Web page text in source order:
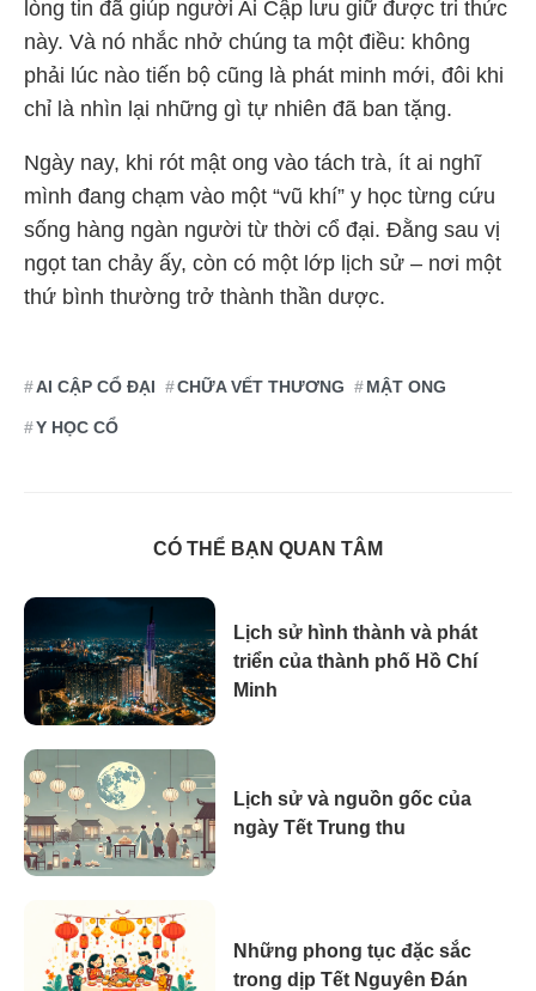
lòng tin đã giúp người Ai Cập lưu giữ được tri thức
này. Và nó nhắc nhở chúng ta một điều: không
phải lúc nào tiến bộ cũng là phát minh mới, đôi khi
chỉ là nhìn lại những gì tự nhiên đã ban tặng.
Ngày nay, khi rót mật ong vào tách trà, ít ai nghĩ
mình đang chạm vào một “vũ khí” y học từng cứu
sống hàng ngàn người từ thời cổ đại. Đằng sau vị
ngọt tan chảy ấy, còn có một lớp lịch sử – nơi một
thứ bình thường trở thành thần dược.
AI CẬP CỔ ĐẠI CHỮA VẾT THƯƠNG MẬT ONG
Y HỌC CỔ
CÓ THỂ BẠN QUAN TÂM
Lịch sử hình thành và phát
triển của thành phố Hồ Chí
Minh
Lịch sử và nguồn gốc của
ngày Tết Trung thu
Những phong tục đặc sắc
trong dịp Tết Nguyên Đán